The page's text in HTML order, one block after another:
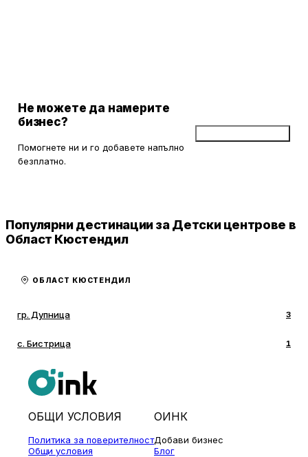
Не можете да намерите
бизнес?
Помогнете ни и го добавете напълно
безплатно.
Популярни дестинации за Детски центрове в
Област Кюстендил
ОБЛАСТ КЮСТЕНДИЛ
гр. Дупница 3
с. Бистрица 1
ОБЩИ УСЛОВИЯ
Политика за поверителност
Общи условия
ОИНК
Добави бизнес
Блог